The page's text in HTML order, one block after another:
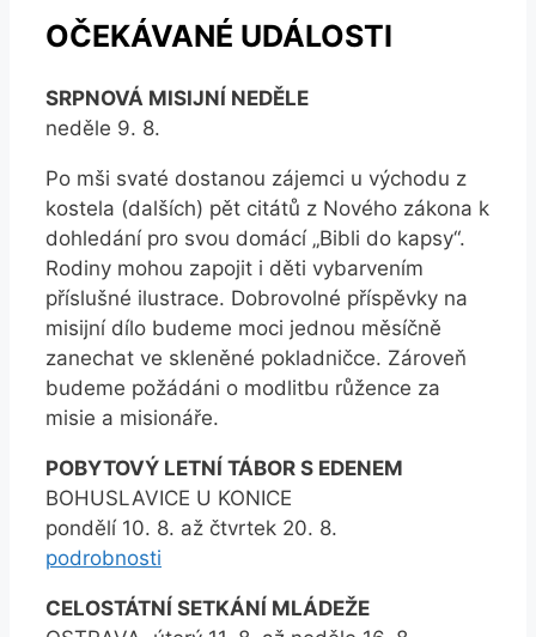
OČEKÁVANÉ UDÁLOSTI
SRPNOVÁ MISIJNÍ NEDĚLE
neděle 9. 8.
Po mši svaté dostanou zájemci u východu z
kostela (dalších) pět citátů z Nového zákona k
dohledání pro svou domácí „Bibli do kapsy“.
Rodiny mohou zapojit i děti vybarvením
příslušné ilustrace. Dobrovolné příspěvky na
misijní dílo budeme moci jednou měsíčně
zanechat ve skleněné pokladničce. Zároveň
budeme požádáni o modlitbu růžence za
misie a misionáře.
POBYTOVÝ LETNÍ TÁBOR S EDENEM
BOHUSLAVICE U KONICE
pondělí 10. 8. až čtvrtek 20. 8.
podrobnosti
CELOSTÁTNÍ SETKÁNÍ MLÁDEŽE